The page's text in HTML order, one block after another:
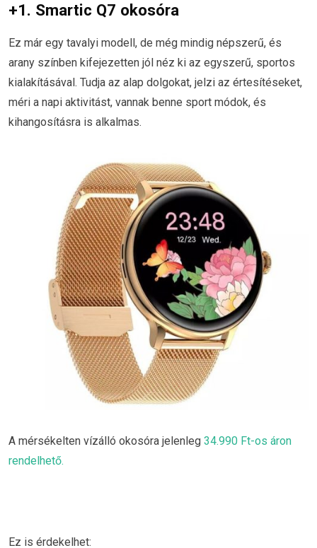
+1. Smartic Q7 okosóra
Ez már egy tavalyi modell, de még mindig népszerű, és
arany színben kifejezetten jól néz ki az egyszerű, sportos
kialakításával. Tudja az alap dolgokat, jelzi az értesítéseket,
méri a napi aktivitást, vannak benne sport módok, és
kihangosításra is alkalmas.
A mérsékelten vízálló okosóra jelenleg 34.990 Ft-os áron
rendelhető.
Ez is érdekelhet: